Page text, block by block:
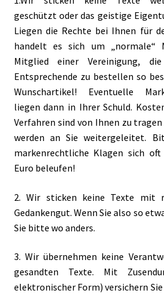
geschützt oder das geistige
Liegen die Rechte bei Ihnen für
handelt es sich um „normale“
Mitglied einer Vereinigung,
Entsprechende zu bestellen so
Wunschartikel! Eventuelle
liegen dann in Ihrer Schuld.
Verfahren sind von Ihnen zu
werden an Sie weitergeleitet.
markenrechtliche Klagen sich
Euro beleufen!
2. Wir sticken keine Texte mit
Gedankengut. Wenn Sie also so
Sie bitte wo anders.
3. Wir übernehmen keine
gesandten Texte. Mit
elektronischer Form) versichern Sie